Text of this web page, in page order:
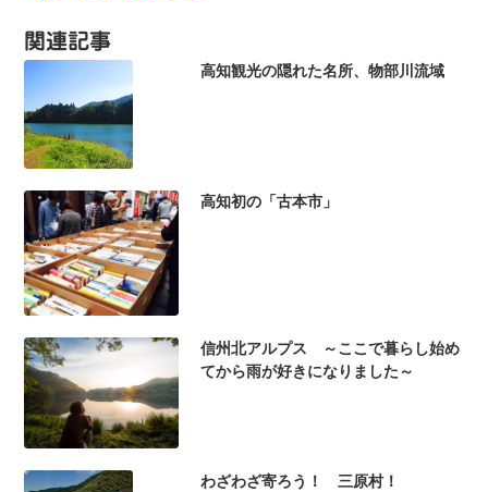
関連記事
高知観光の隠れた名所、物部川流域
高知初の「古本市」
信州北アルプス ～ここで暮らし始め
てから雨が好きになりました～
わざわざ寄ろう！ 三原村！